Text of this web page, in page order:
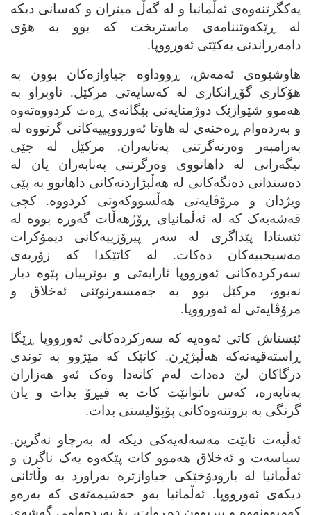
یه‌کگرتنه‌وه‌ی ئه‌ڵمانیا و له‌ گه‌ڵ میتران و که‌سانی دیکه‌
له‌ ڕێکه‌وتننامه‌ی ماستریخت که‌ بوو به‌ هۆی
دامه‌زراندنی یه‌کێتی ئه‌ورووپا.
هاوشێوه‌ی ئه‌مه‌ش، ڕووداوه‌ جیاوازه‌کان بوون به‌
هۆکاری گۆڕانکاری له‌ که‌سایه‌تی مرکێل. ناوبراو به‌
هه‌موو شێوازێک دوژمنایه‌تی بێگانه‌ی ڕه‌ت کردووه‌ته‌وه‌
و به‌رده‌وام ڕه‌خنه‌ی له‌ هاوتا ئه‌ورووپییه‌کانی گرتووه‌ له‌
به‌رامبه‌ر وه‌رنه‌گرتنی په‌نابه‌ران. مرکێل له‌ جێی
نیگه‌رانی له‌ داهاتووی وه‌رگرتنی په‌نابه‌ران یان له‌
ده‌ستدانی ده‌نگه‌کانی له‌ هه‌ڵبژاردنه‌کانی داهاتوو به‌ پێی
ویژدان و مرۆڤایه‌تی هه‌ڵسووکه‌وتی کردووه‌. کچی
قه‌شه‌یه‌ک که‌ له‌ ئه‌ڵمانیای ڕۆژهه‌ڵات گه‌وره‌ بووه‌ له‌
ئێستادا پێداگری له‌ سه‌ر پیرۆزییه‌کانی دیمۆکرات
مه‌سیحییه‌کان ده‌کات. له‌ کاتێکدا که‌ زۆربه‌ی
سه‌رکرده‌کانی ئه‌ورووپا ئازایه‌تی و بوێرییان پێوه‌ دیار
نه‌بوو، مرکێل بوو به‌ جه‌مسه‌رنوێنی ئه‌خلاق و
مرۆڤایه‌تی له‌ ئه‌ورووپا.
ئێستاش کاتی ئه‌وه‌یه‌ که‌ سه‌رکرده‌کانی ئه‌ورووپا ڕێگا
ڕاسته‌قیه‌نه‌که‌ هه‌ڵبژێرن. کاتێک که‌ مێژوو به‌ توندی
درگاکان لێ ده‌دات له‌م کاته‌دا وه‌ک ئه‌و هه‌زاران
په‌نابه‌ره‌، که‌س ناتوانێت کات به‌ فیڕۆ بدات و یان
گرنگی به‌ بزوتنه‌وه‌کانی پۆپۆلیستی بدات.
ئه‌ڵبه‌ت نابێت مه‌سه‌له‌یه‌کی دیکه‌ له‌ به‌رچاو نه‌گرین.
سیاسه‌ت و ئه‌خلاق هه‌موو کات پێکه‌وه‌ یه‌ک ناگرن و
ئه‌ڵمانیا له‌ بارودۆخێکی جیاوازتره‌ به‌راورد به‌ وڵاتانی
دیکه‌ی ئه‌ورووپا. ئه‌ڵمانیا به‌و حه‌شیمه‌ته‌ی که‌ به‌ره‌و
که‌مبوونه‌وه‌ و پیربوون ده‌ڕوات، بۆ به‌رده‌وامی گه‌شه‌ی